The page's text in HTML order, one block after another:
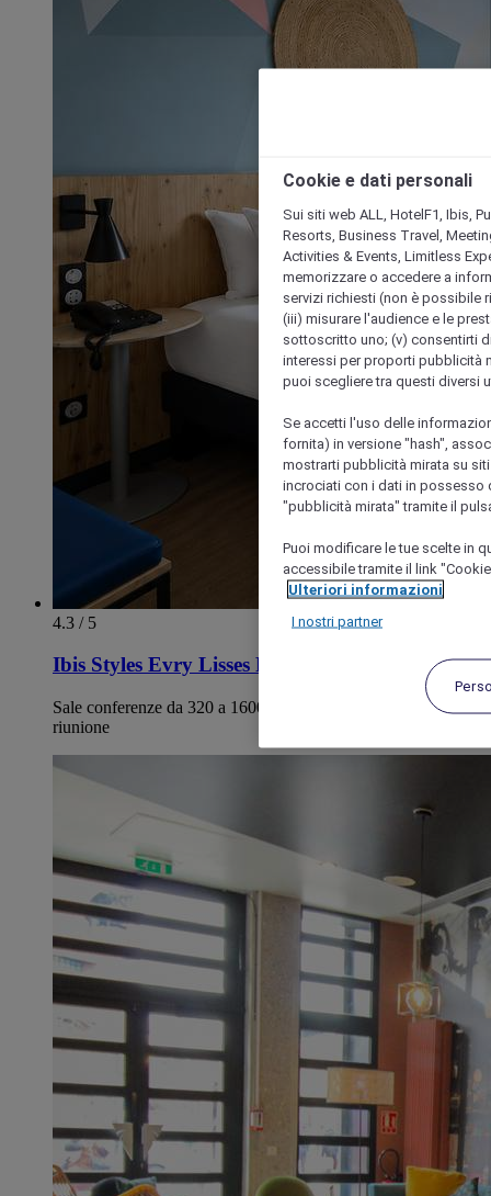
4.3 / 5
Ibis Styles Evry Lisses Paris Sud
Sale conferenze da 320 a 1600 m², adattabili a ogni tipo di
riunione
Cookie e dati personali
Sui siti web ALL, HotelF1, Ibis,
Resorts, Business Travel,
Activities & Events, Limitless
memorizzare o accedere a
servizi richiesti (non è possibile
(iii) misurare l'audience e le
sottoscritto uno; (v) consentirti
interessi per proporti pubblicità
puoi scegliere tra questi diversi
Se accetti l'uso delle
fornita) in versione "hash",
mostrarti pubblicità mirata su
incrociati con i dati in possesso
"pubblicità mirata" tramite il
Puoi modificare le tue scelte in
accessibile tramite il link
Ulteriori informazioni
I nostri partner